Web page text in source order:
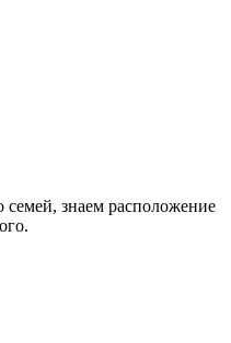
знаем расположение